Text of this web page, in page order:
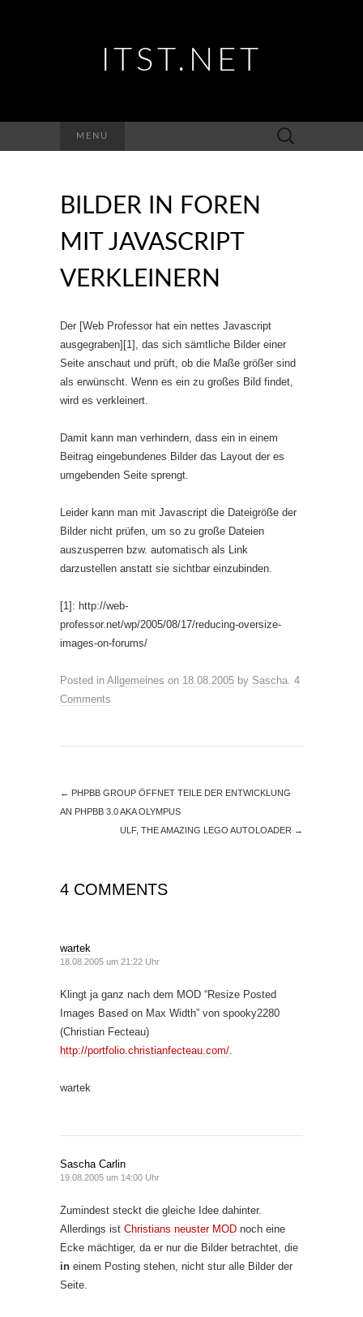
ITST.NET
MENU
Suchen
nach:
BILDER IN FOREN
MIT JAVASCRIPT
VERKLEINERN
Der [Web Professor hat ein nettes Javascript
ausgegraben][1], das sich sämtliche Bilder einer
Seite anschaut und prüft, ob die Maße größer sind
als erwünscht. Wenn es ein zu großes Bild findet,
wird es verkleinert.
Damit kann man verhindern, dass ein in einem
Beitrag eingebundenes Bilder das Layout der es
umgebenden Seite sprengt.
Leider kann man mit Javascript die Dateigröße der
Bilder nicht prüfen, um so zu große Dateien
auszusperren bzw. automatisch als Link
darzustellen anstatt sie sichtbar einzubinden.
[1]: http://web-
professor.net/wp/2005/08/17/reducing-oversize-
images-on-forums/
Posted in Allgemeines on 18.08.2005 by Sascha. 4
Comments
← PHPBB GROUP ÖFFNET TEILE DER ENTWICKLUNG
AN PHPBB 3.0 AKA OLYMPUS
ULF, THE AMAZING LEGO AUTOLOADER →
4 COMMENTS
wartek
18.08.2005 um 21:22 Uhr
Klingt ja ganz nach dem MOD “Resize Posted
Images Based on Max Width” von spooky2280
(Christian Fecteau)
http://portfolio.christianfecteau.com/.
wartek
Sascha Carlin
19.08.2005 um 14:00 Uhr
Zumindest steckt die gleiche Idee dahinter.
Allerdings ist Christians neuster MOD noch eine
Ecke mächtiger, da er nur die Bilder betrachtet, die
in einem Posting stehen, nicht stur alle Bilder der
Seite.